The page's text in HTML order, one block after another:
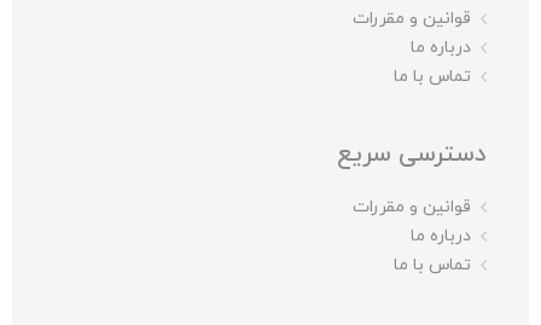
قوانین و مقررات
درباره ما
تماس با ما
دسترسی سریع
قوانین و مقررات
درباره ما
تماس با ما